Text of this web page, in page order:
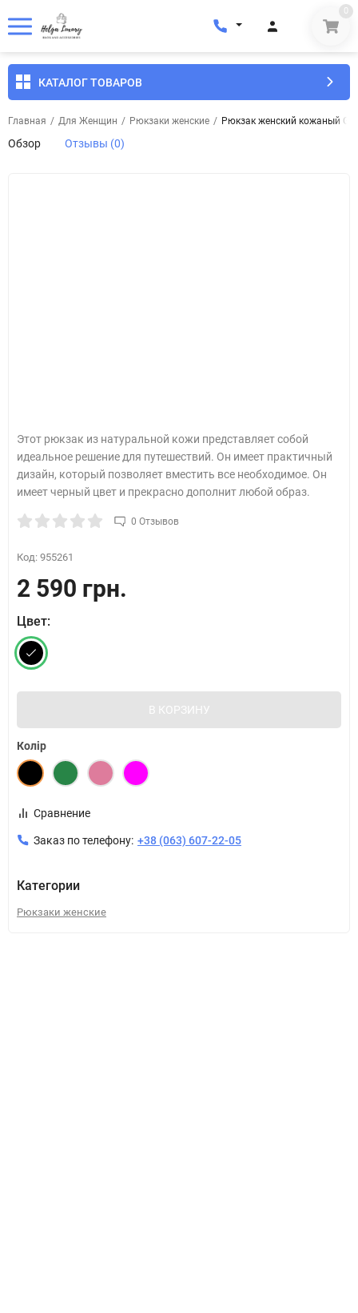
0
КАТАЛОГ ТОВАРОВ
Главная / Для Женщин / Рюкзаки женские / Рюкзак женский кожаный
Обзор Отзывы (0)
Этот рюкзак из натуральной кожи представляет собой
идеальное решение для путешествий. Он имеет практичный
дизайн, который позволяет вместить все необходимое. Он
имеет черный цвет и прекрасно дополнит любой образ.
0 Отзывов
Код: 955261
2 590 грн.
Цвет:
В КОРЗИНУ
Колір
Сравнение
Заказ по телефону: +38 (063) 607-22-05
Категории
Рюкзаки женские